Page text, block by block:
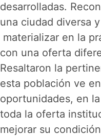
desarrolladas.
una ciudad diversa
materializar en la
con una oferta
Resaltaron la
esta población ve
oportunidades, en
toda la oferta
mejorar su